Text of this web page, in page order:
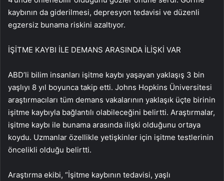
kaybının da giderilmesi, depresyon tedavisi ve düzenli
egzersiz bunama riskini azaltıyor.
İŞİTME KAYBI İLE DEMANS ARASINDA İLİŞKİ VAR
ABD’li bilim insanları işitme kaybı yaşayan yaklaşış 3 bin
yaşlıyı 8 yıl boyunca takip etti. Johns Hopkins Üniversitesi
araştırmacıları tüm demans vakalarının yaklaşık üçte birinin
işitme kaybıyla bağlantılı olabileceğini belirtti. Araştırmalar,
işitme kaybı ile bunama arasında ilişki olduğunu ortaya
koydu. Uzmanlar özellikle yetişkinler için işitme testlerinin
öncelikli olduğu belirtti.
Araştırma ekibi, “İşitme kaybının tedavisi, yaşlı